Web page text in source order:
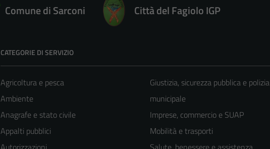
Comune di Sarconi Città del Fagiolo IGP
CATEGORIE DI SERVIZIO
Agricoltura e pesca
Ambiente
Anagrafe e stato civile
Appalti pubblici
Giustizia, sicurezza pubblica e polizia
municipale
Imprese, commercio e SUAP
Mobilità e trasporti